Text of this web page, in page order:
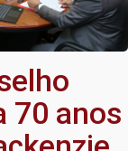
70 anos